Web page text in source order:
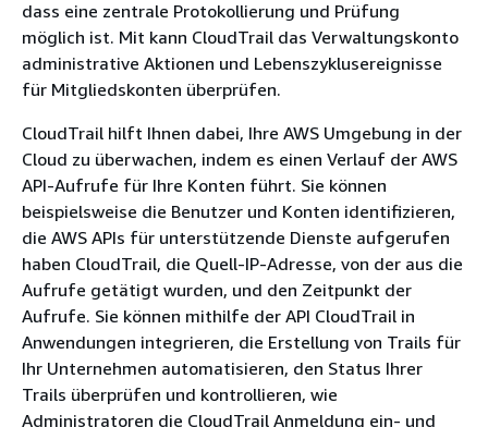
dass eine zentrale Protokollierung und Prüfung
möglich ist. Mit kann CloudTrail das Verwaltungskonto
administrative Aktionen und Lebenszyklusereignisse
für Mitgliedskonten überprüfen.
CloudTrail hilft Ihnen dabei, Ihre AWS Umgebung in der
Cloud zu überwachen, indem es einen Verlauf der AWS
API-Aufrufe für Ihre Konten führt. Sie können
beispielsweise die Benutzer und Konten identifizieren,
die AWS APIs für unterstützende Dienste aufgerufen
haben CloudTrail, die Quell-IP-Adresse, von der aus die
Aufrufe getätigt wurden, und den Zeitpunkt der
Aufrufe. Sie können mithilfe der API CloudTrail in
Anwendungen integrieren, die Erstellung von Trails für
Ihr Unternehmen automatisieren, den Status Ihrer
Trails überprüfen und kontrollieren, wie
Administratoren die CloudTrail Anmeldung ein- und